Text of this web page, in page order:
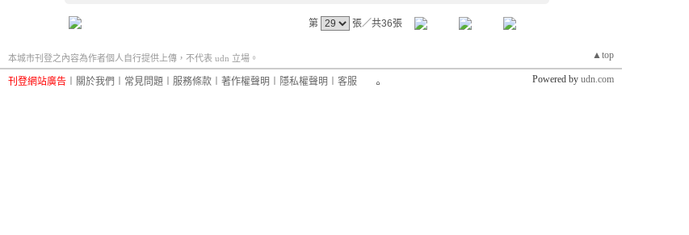
第 張／共36張
▲top
本城市刊登之內容為作者個人自行提供上傳，不代表 udn 立場。
刊登網站廣告 關於我們 常見問題 服務條款 著作權聲明 隱私權聲明 客服 Powered by udn.com